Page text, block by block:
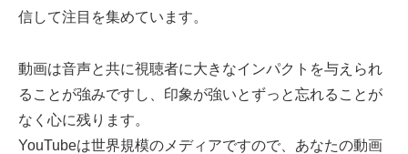
信して注目を集めています。
動画は音声と共に視聴者に大きなインパクトを与えられ
ることが強みですし、印象が強いとずっと忘れることが
なく心に残ります。
YouTubeは世界規模のメディアですので、あなたの動画